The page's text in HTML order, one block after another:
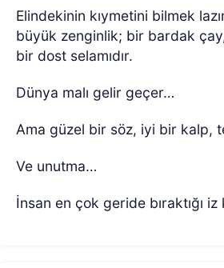
Elindekinin kıymetini bilmek
büyük zenginlik; bir bardak
bir dost selamıdır.
Dünya malı gelir geçer…
Ama güzel bir söz, iyi bir kalp,
Ve unutma…
İnsan en çok geride bıraktığı